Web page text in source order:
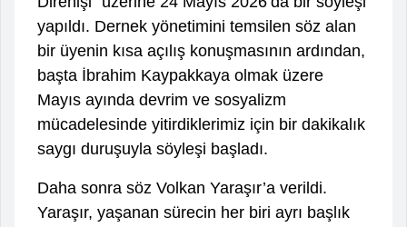
yapıldı. Dernek yönetimini temsilen söz alan
bir üyenin kısa açılış konuşmasının ardından,
başta İbrahim Kaypakkaya olmak üzere
Mayıs ayında devrim ve sosyalizm
mücadelesinde yitirdiklerimiz için bir dakikalık
saygı duruşuyla söyleşi başladı.
Daha sonra söz Volkan Yaraşır’a verildi.
Yaraşır, yaşanan sürecin her biri ayrı başlık